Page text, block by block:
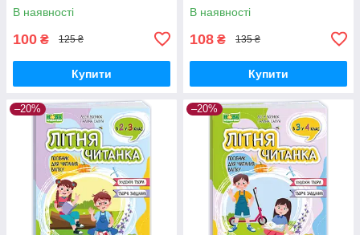
В наявності
100 ₴ 125 ₴
Купити
В наявності
108 ₴ 135 ₴
Купити
–20% –20%